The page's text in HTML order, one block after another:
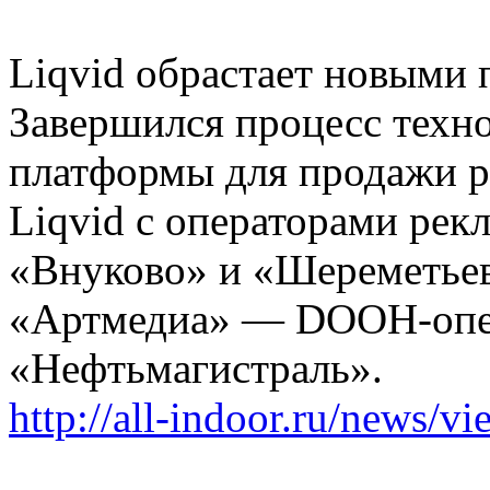
Liqvid обрастает новыми
Завершился процесс
платформы для продажи
Liqvid с операторами
«Внуково» и
«Артмедиа» — DOOH-
«Нефтьмагистраль».
http://all-indoor.ru/news/